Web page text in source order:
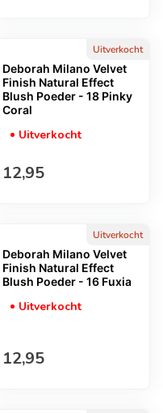
Uitverkocht
Deborah Milano Velvet
Finish Natural Effect
Blush Poeder - 18 Pinky
Coral
Uitverkocht
Normale prijs
12,95
Uitverkocht
Deborah Milano Velvet
Finish Natural Effect
Blush Poeder - 16 Fuxia
Uitverkocht
Normale prijs
12,95